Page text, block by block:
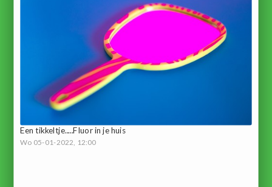
Een tikkeltje.....Fluor in je huis
Wo 05-01-2022, 12:00